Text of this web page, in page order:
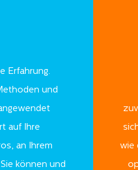
Erfahrung.
und
auf Ihre
an Ihrem
können und
wie